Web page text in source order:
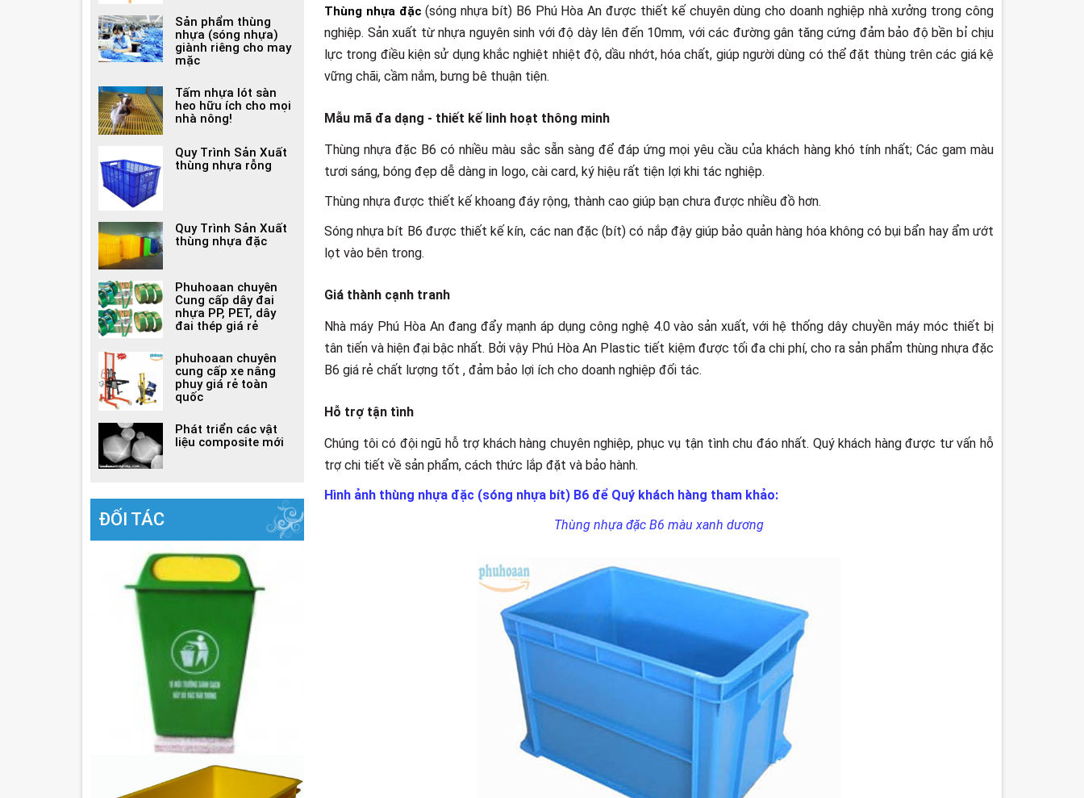
Thùng nhựa đặc (sóng nhựa bít) B6 Phú Hòa An được thiết kế chuyên dùng cho doanh nghiệp nhà xưởng trong công
nghiệp. Sản xuất từ nhựa nguyên sinh với độ dày lên đến 10mm, với các đường gân tăng cứng đảm bảo độ bền bỉ chịu
lực trong điều kiện sử dụng khắc nghiệt nhiệt độ, dầu nhớt, hóa chất, giúp người dùng có thể đặt thùng trên các giá kệ
vững chãi, cầm nắm, bưng bê thuận tiện.
Mẫu mã đa dạng - thiết kế linh hoạt thông minh
Thùng nhựa đặc B6 có nhiều màu sắc sẵn sàng để đáp ứng mọi yêu cầu của khách hàng khó tính nhất; Các gam màu
tươi sáng, bóng đẹp dễ dàng in logo, cài card, ký hiệu rất tiện lợi khi tác nghiệp.
Thùng nhựa được thiết kế khoang đáy rộng, thành cao giúp bạn chưa được nhiều đồ hơn.
Sóng nhựa bít B6 được thiết kế kín, các nan đặc (bít) có nắp đậy giúp bảo quản hàng hóa không có bụi bẩn hay ẩm ướt
lọt vào bên trong.
Giá thành cạnh tranh
Nhà máy Phú Hòa An đang đẩy mạnh áp dụng công nghệ 4.0 vào sản xuất, với hệ thống dây chuyền máy móc thiết bị
tân tiến và hiện đại bậc nhất. Bởi vậy Phú Hòa An Plastic tiết kiệm được tối đa chi phí, cho ra sản phẩm thùng nhựa đặc
B6 giá rẻ chất lượng tốt , đảm bảo lợi ích cho doanh nghiệp đối tác.
Hỗ trợ tận tình
Chúng tôi có đội ngũ hỗ trợ khách hàng chuyên nghiệp, phục vụ tận tình chu đáo nhất. Quý khách hàng được tư vấn hỗ
trợ chi tiết về sản phẩm, cách thức lắp đặt và bảo hành.
Hình ảnh thùng nhựa đặc (sóng nhựa bít) B6 để Quý khách hàng tham khảo:
Thùng nhựa đặc B6 màu xanh dương
Sản phẩm thùng
nhựa (sóng nhựa)
giành riêng cho may
mặc
Tấm nhựa lót sàn
heo hữu ích cho mọi
nhà nông!
Quy Trình Sản Xuất
thùng nhựa rỗng
Quy Trình Sản Xuất
thùng nhựa đặc
Phuhoaan chuyên
Cung cấp dây đai
nhựa PP, PET, dây
đai thép giá rẻ
phuhoaan chuyên
cung cấp xe nâng
phuy giá rẻ toàn
quốc
Phát triển các vật
liệu composite mới
ĐỐI TÁC